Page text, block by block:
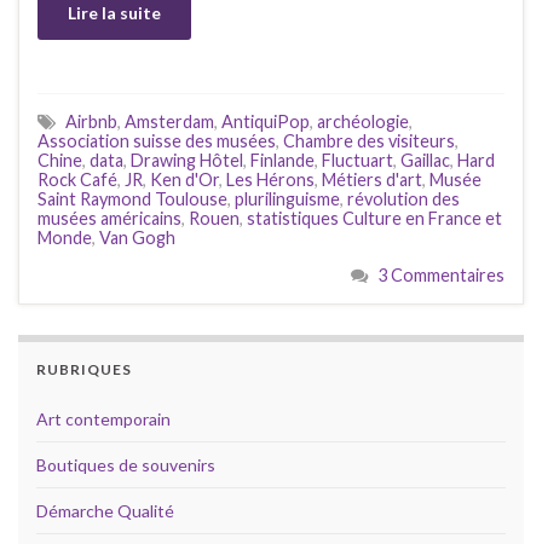
Lire la suite
Airbnb, Amsterdam, AntiquiPop, archéologie,
Association suisse des musées, Chambre des visiteurs,
Chine, data, Drawing Hôtel, Finlande, Fluctuart, Gaillac, Hard
Rock Café, JR, Ken d'Or, Les Hérons, Métiers d'art, Musée
Saint Raymond Toulouse, plurilinguisme, révolution des
musées américains, Rouen, statistiques Culture en France et
Monde, Van Gogh
3 Commentaires
RUBRIQUES
Art contemporain
Boutiques de souvenirs
Démarche Qualité